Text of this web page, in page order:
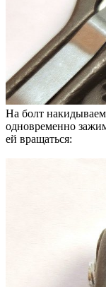
На болт накидываем
одновременно
ей вращаться: